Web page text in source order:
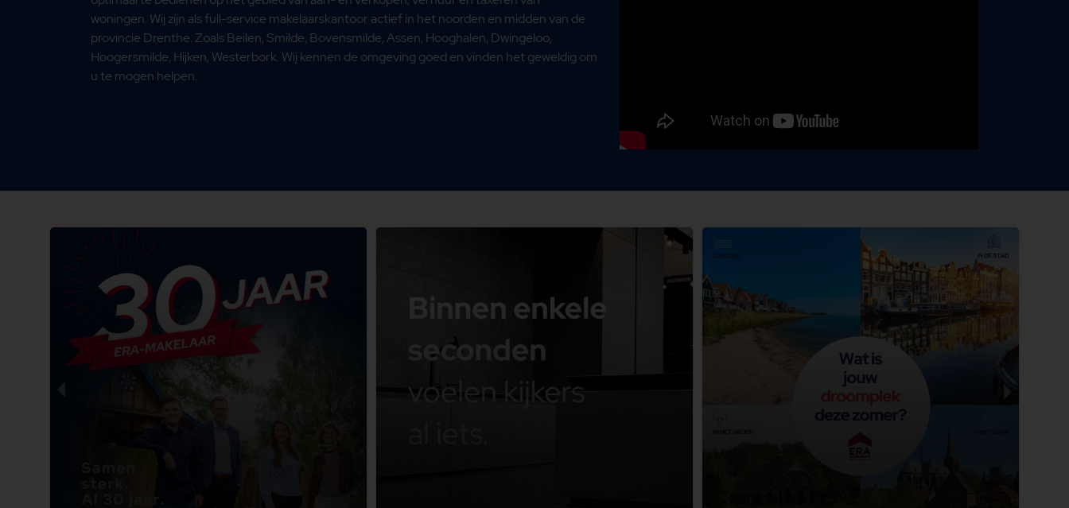
woningen. Wij zijn als full-service makelaarskantoor actief in het noorden en midden van de
provincie Drenthe. ZoalsBeilen, Smilde, Bovensmilde,Assen, Hooghalen, Dwingeloo,
Hoogersmilde, Hijken, Westerbork. Wij kennen de omgeving goed en vinden het geweldig om
u te mogen helpen.